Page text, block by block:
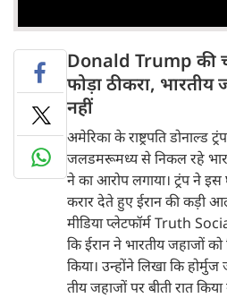
Donald Trump की
फोड़ा ठीकरा, भारतीय
नहीं
अमेरिका के राष्ट्रपति डोनाल्ड
जलडमरूमध्य से निकल रहे
ने का आरोप लगाया। ट्रंप ने इस
करार देते हुए ईरान की कड़ी
मीडिया प्लेटफॉर्म Truth
कि ईरान ने भारतीय जहाजों को
किया। उन्होंने लिखा कि
तीय जहाजों पर बीती रात